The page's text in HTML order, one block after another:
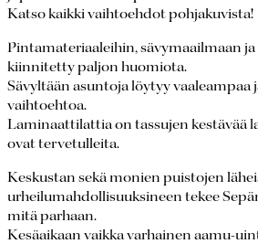
Katso kaikki vaihtoehdot pohjakuvista!
Pintamateriaaleihin, sävymaailmaan
kiinnitetty paljon huomiota.
Sävyltään asuntoja löytyy
vaihtoehtoa.
Laminaattilattia on tassujen kestävää
ovat tervetulleita.
Keskustan sekä monien puistojen
urheilumahdollisuuksineen tekee
mitä parhaan.
Kesäaikaan vaikka varhainen aamu-